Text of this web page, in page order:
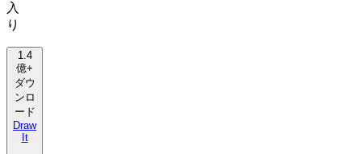
入
り
1.4
億+
ダウ
ンロ
ード
Draw
It